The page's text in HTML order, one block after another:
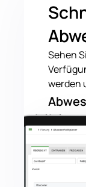
Sehen
werden